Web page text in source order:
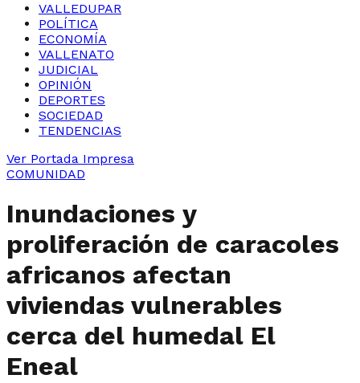
VALLEDUPAR
POLÍTICA
ECONOMÍA
VALLENATO
JUDICIAL
OPINIÓN
DEPORTES
SOCIEDAD
TENDENCIAS
Ver Portada Impresa
COMUNIDAD
Inundaciones y
proliferación de caracoles
africanos afectan
viviendas vulnerables
cerca del humedal El
Eneal